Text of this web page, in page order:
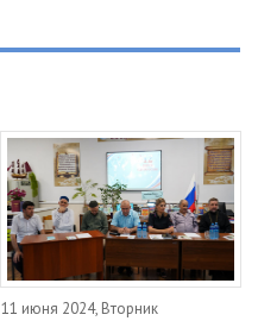
11 июня 2024, Вторник